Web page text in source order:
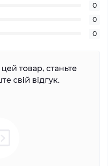
0
0
0
товар, станьте
свій відгук.